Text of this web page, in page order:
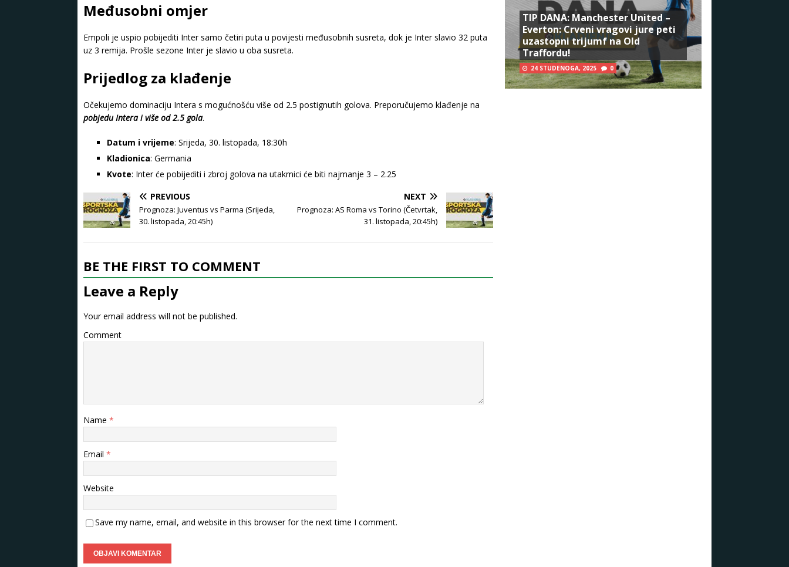
Međusobni omjer
Empoli je uspio pobijediti Inter samo četiri puta u povijesti međusobnih susreta, dok je Inter slavio 32 puta
uz 3 remija. Prošle sezone Inter je slavio u oba susreta.
Prijedlog za klađenje
Očekujemo dominaciju Intera s mogućnošću više od 2.5 postignutih golova. Preporučujemo klađenje na
pobjedu Intera i više od 2.5 gola.
Datum i vrijeme: Srijeda, 30. listopada, 18:30h
Kladionica: Germania
Kvote: Inter će pobijediti i zbroj golova na utakmici će biti najmanje 3 – 2.25
PREVIOUS
Prognoza: Juventus vs Parma (Srijeda,
30. listopada, 20:45h)
NEXT
Prognoza: AS Roma vs Torino (Četvrtak,
31. listopada, 20:45h)
BE THE FIRST TO COMMENT
Leave a Reply
Your email address will not be published.
Comment
Name *
Email *
Website
Save my name, email, and website in this browser for the next time I comment.
TIP DANA: Manchester United –
Everton: Crveni vragovi jure peti
uzastopni trijumf na Old
Traffordu!
24 STUDENOGA, 2025 0